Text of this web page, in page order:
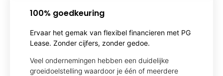
100% goedkeuring
Ervaar het gemak van flexibel financieren met PG
Lease. Zonder cijfers, zonder gedoe.
Veel ondernemingen hebben een duidelijke
groeidoelstelling waardoor je één of meerdere